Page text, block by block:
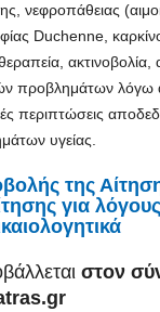
νεφροπάθειας
Duchenne,
προβλημάτων λόγω
περιπτώσεις
υγείας.
της
για λόγους
στον
.gr